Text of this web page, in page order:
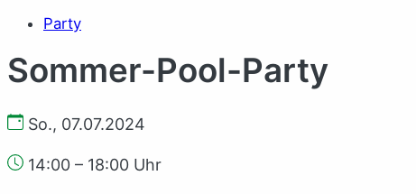
Party
Sommer-Pool-Party
So., 07.07.2024
14:00 – 18:00 Uhr